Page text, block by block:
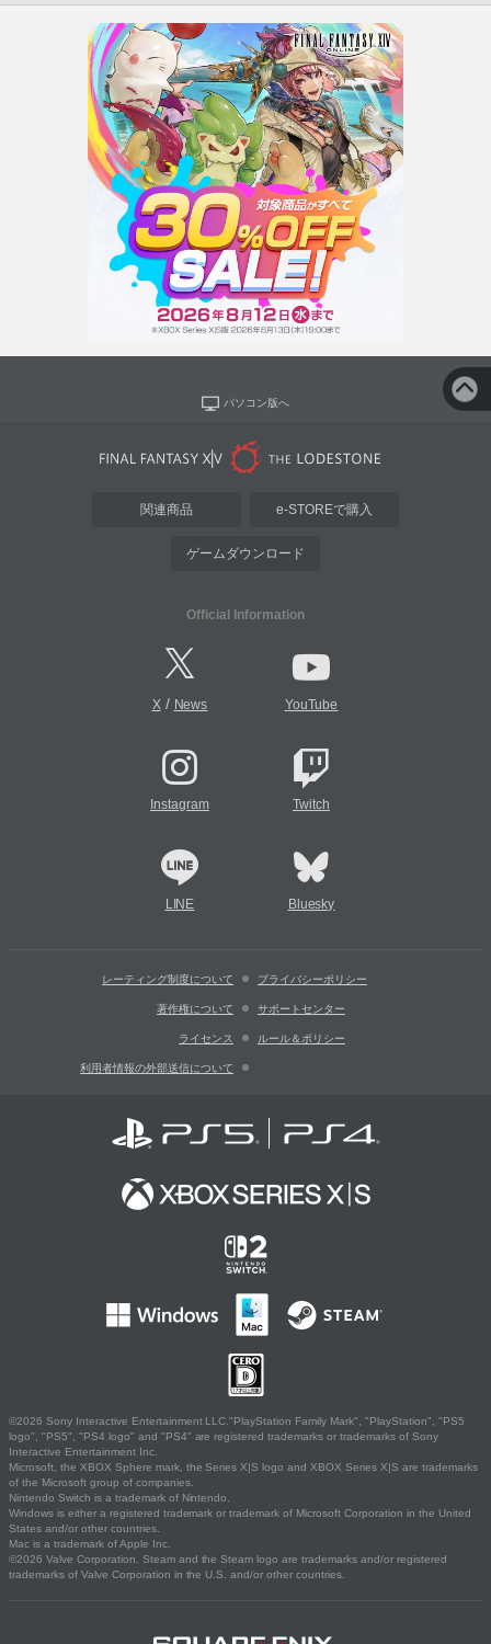
パソコン版へ
関連商品 e-STOREで購入
ゲームダウンロード
Official Information
X/ News YouTube
Instagram Twitch
LINE Bluesky
レーティング制度について プライバシーポリシー
著作権について サポートセンター
ライセンス ルール＆ポリシー
利用者情報の外部送信について
©2026 Sony Interactive Entertainment LLC."PlayStation Family Mark", "PlayStation", "PS5
logo", "PS5", "PS4 logo" and "PS4" are registered trademarks or trademarks of Sony
Interactive Entertainment Inc.
Microsoft, the XBOX Sphere mark, the Series X|S logo and XBOX Series X|S are trademarks
of the Microsoft group of companies.
Nintendo Switch is a trademark of Nintendo.
Windows is either a registered trademark or trademark of Microsoft Corporation in the United
States and/or other countries.
Mac is a trademark of Apple Inc.
©2026 Valve Corporation. Steam and the Steam logo are trademarks and/or registered
trademarks of Valve Corporation in the U.S. and/or other countries.